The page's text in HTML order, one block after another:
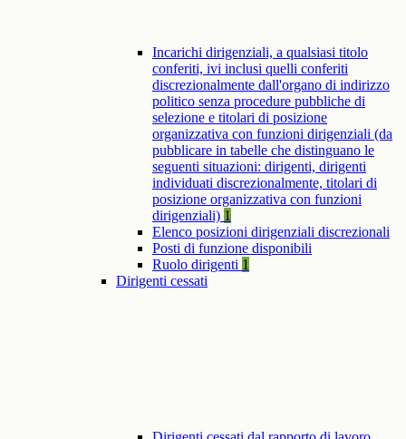
Incarichi dirigenziali, a qualsiasi titolo
conferiti, ivi inclusi quelli conferiti
discrezionalmente dall'organo di indirizzo
politico senza procedure pubbliche di
selezione e titolari di posizione
organizzativa con funzioni dirigenziali (da
pubblicare in tabelle che distinguano le
seguenti situazioni: dirigenti, dirigenti
individuati discrezionalmente, titolari di
posizione organizzativa con funzioni
dirigenziali) 1
Elenco posizioni dirigenziali discrezionali
Posti di funzione disponibili
Ruolo dirigenti 1
Dirigenti cessati